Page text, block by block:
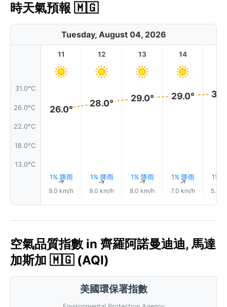
時天氣預報 🇲🇬
Tuesday, August 04, 2026
31.0°C
26.0°C
22.0°C
18.0°C
13.0°C
11
26.0°
1% 降雨
↑
9.0 km/h
12
28.0°
1% 降雨
↑
9.0 km/h
13
29.0°
1% 降雨
↑
8.0 km/h
14
29.0°
1% 降雨
↑
7.0 km/h
1%
5.0
空氣品質指數 in 齊羅阿諾曼迪迪, 馬達
加斯加 🇲🇬 (AQI)
美國環保署指數